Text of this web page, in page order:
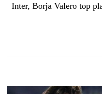
Inter, Borja Valero top